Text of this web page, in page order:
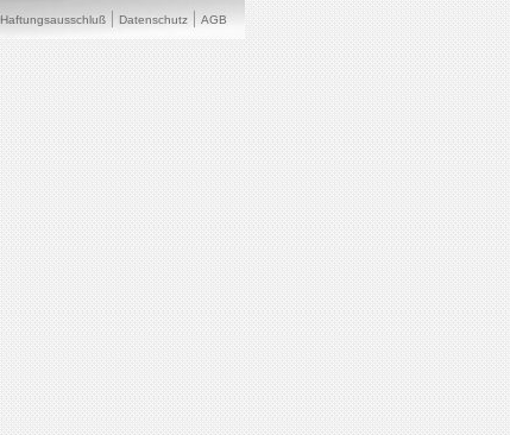
Haftungsausschluß Datenschutz AGB